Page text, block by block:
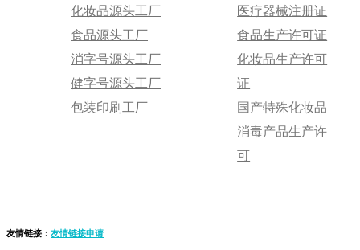
化妆品源头工厂
食品源头工厂
消字号源头工厂
健字号源头工厂
包装印刷工厂
医疗器械注册证
食品生产许可证
化妆品生产许可
证
国产特殊化妆品
消毒产品生产许
可
友情链接： 友情链接申请